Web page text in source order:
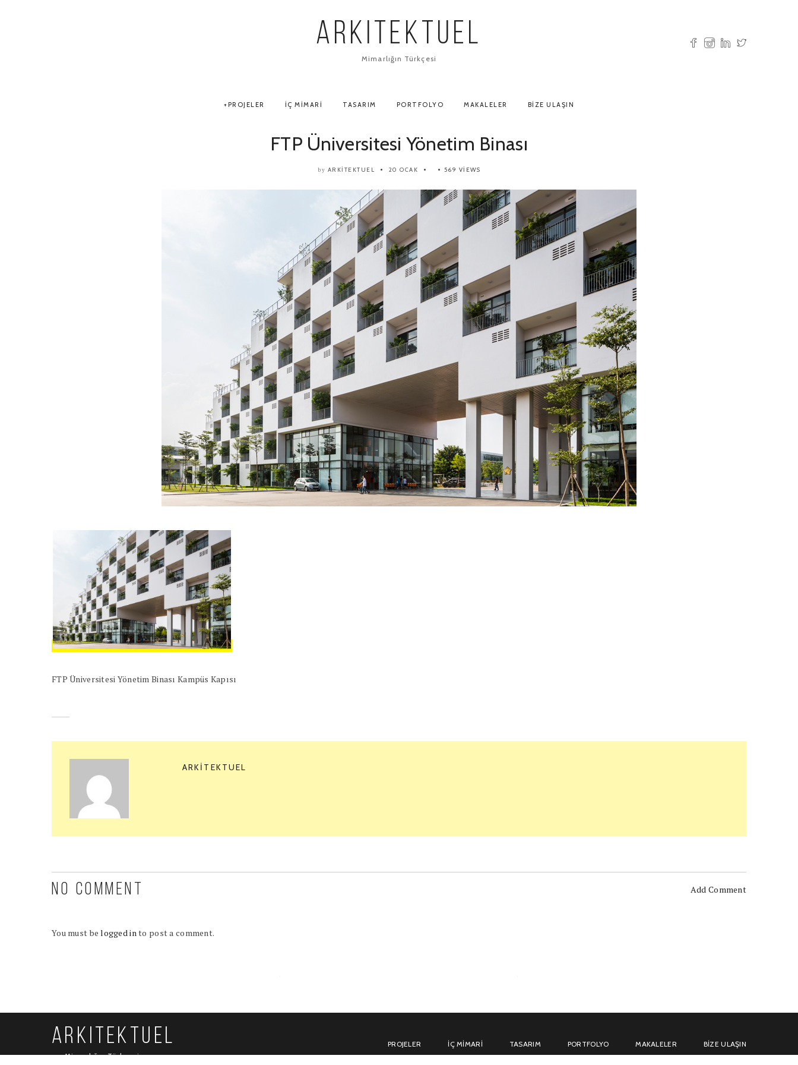
ARKITEKTUEL
Mimarlığın Türkçesi
PROJELER İÇ MIMARI TASARIM PORTFOLYO MAKALELER BIZE ULAŞIN
FTP Üniversitesi Yönetim Binası
by ARKITEKTUEL 20 OCAK 569 VIEWS
FTP Üniversitesi Yönetim Binası Kampüs Kapısı
ARKITEKTUEL
NO COMMENT Add Comment
You must belogged into post a comment.
ARKITEKTUEL
Mimarlığın Türkçesi
PROJELER İÇ MIMARI TASARIM PORTFOLYO MAKALELER BIZE ULAŞIN